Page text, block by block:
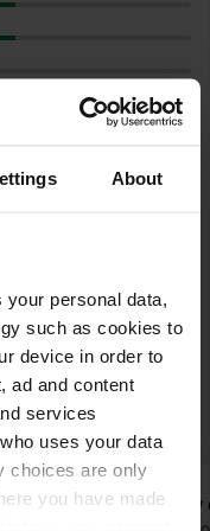
About
your personal data,
such as cookies to
device in order to
ad and content
services
uses your data
choices are only
you have made
van filters
Willy